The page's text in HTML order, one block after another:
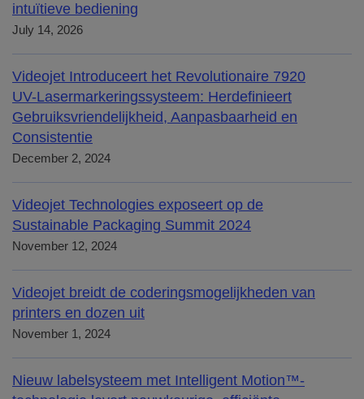
intuïtieve bediening
July 14, 2026
Videojet Introduceert het Revolutionaire 7920
UV-Lasermarkeringssysteem: Herdefinieert
Gebruiksvriendelijkheid, Aanpasbaarheid en
Consistentie
December 2, 2024
Videojet Technologies exposeert op de
Sustainable Packaging Summit 2024
November 12, 2024
Videojet breidt de coderingsmogelijkheden van
printers en dozen uit
November 1, 2024
Nieuw labelsysteem met Intelligent Motion™-